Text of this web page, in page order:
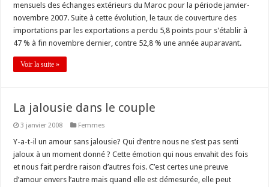
mensuels des échanges extérieurs du Maroc pour la période janvier-
novembre 2007. Suite à cette évolution, le taux de couverture des
importations par les exportations a perdu 5,8 points pour s'établir à
47 % à fin novembre dernier, contre 52,8 % une année auparavant.
Voir la suite »
La jalousie dans le couple
3 janvier 2008 Femmes
Y-a-t-il un amour sans jalousie? Qui d’entre nous ne s’est pas senti
jaloux à un moment donné ? Cette émotion qui nous envahit des fois
et nous fait perdre raison d’autres fois. C’est certes une preuve
d’amour envers l’autre mais quand elle est démesurée, elle peut